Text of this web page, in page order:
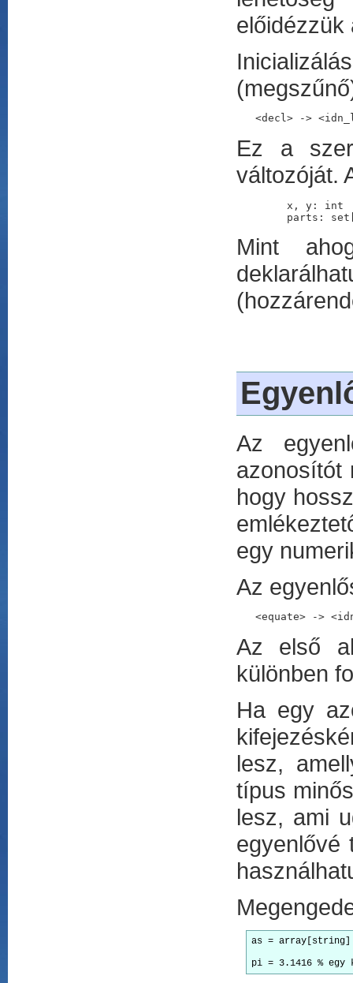
előidézzük
<decl> ->
Ez a
változóját.
x, y: int
parts:
Mint
Az
azonosítót
hogy
egy
Az
<equate> ->
Az első
különben
Ha egy
lesz,
típus
lesz, ami
egyenlővé
as = array[string]
pi = 3.1416 % egy